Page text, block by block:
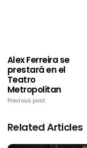
Alex Ferreira se
prestará en el
Teatro
Metropolitan
Previous post
Related Articles